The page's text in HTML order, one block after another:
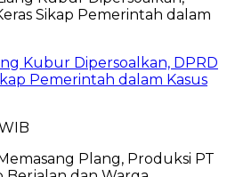
Kubur Dipersoalkan, DPRD
Pemerintah dalam Kasus